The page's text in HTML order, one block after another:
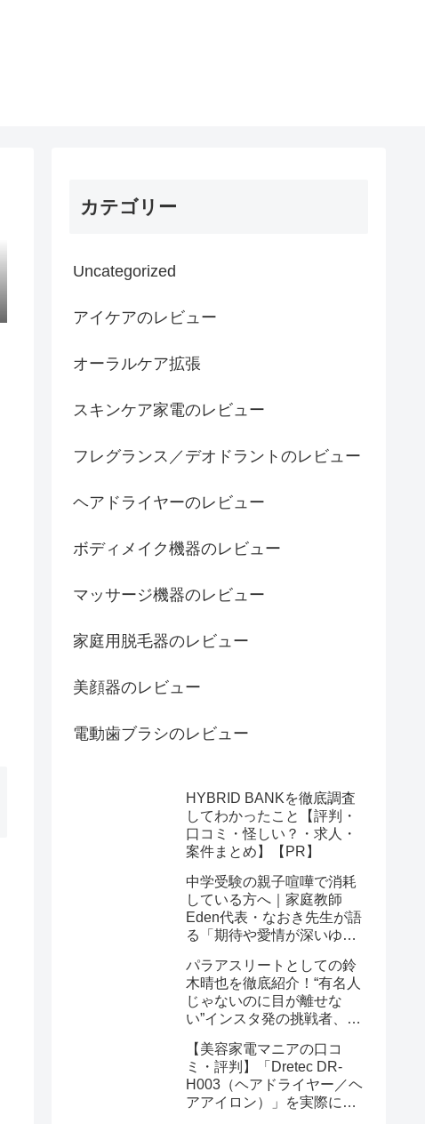
カテゴリー
Uncategorized
アイケアのレビュー
オーラルケア拡張
スキンケア家電のレビュー
フレグランス／デオドラントのレビュー
ヘアドライヤーのレビュー
ボディメイク機器のレビュー
マッサージ機器のレビュー
家庭用脱毛器のレビュー
美顔器のレビュー
電動歯ブラシのレビュー
HYBRID BANKを徹底調査
してわかったこと【評判・
口コミ・怪しい？・求人・
案件まとめ】【PR】
中学受験の親子喧嘩で消耗
している方へ｜家庭教師
Eden代表・なおき先生が語
る「期待や愛情が深いゆえ
と、間に第三者を入れると
いう選び方
パラアスリートとしての鈴
木晴也を徹底紹介！“有名人
じゃないのに目が離せな
い”インスタ発の挑戦者、そ
を長めに追います
【美容家電マニアの口コ
ミ・評判】「Dretec DR-
H003（ヘアドライヤー／ヘ
アアイロン）」を実際に使